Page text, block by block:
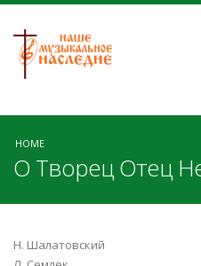
HOME
О Творец Отец
Н. Шалатовский